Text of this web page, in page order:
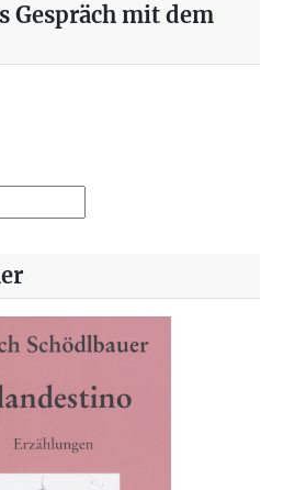
Gespräch mit dem